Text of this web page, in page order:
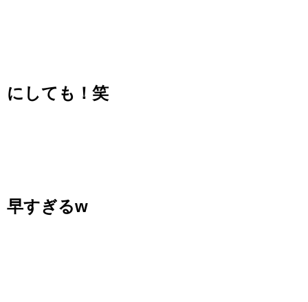
にしても！笑
早すぎるw